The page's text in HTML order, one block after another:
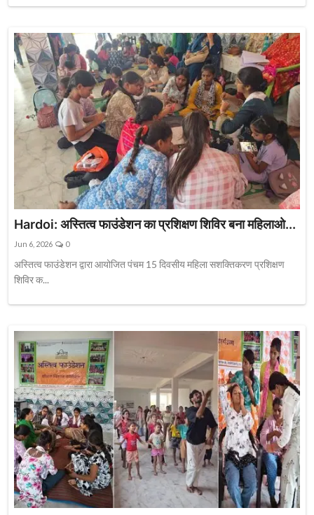
Hardoi: अस्तित्व फाउंडेशन का प्रशिक्षण शिविर बना महिलाओ...
Jun 6, 2026 0
अस्तित्व फाउंडेशन द्वारा आयोजित पंचम 15 दिवसीय महिला सशक्तिकरण प्रशिक्षण
शिविर क...